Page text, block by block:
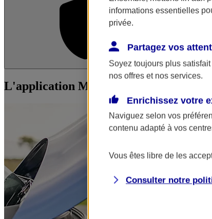
L'application
L'application Mon AXA Assurance,
informations essentielles
privée.
Partagez vos
Soyez toujours plus
nos offres et nos services.
Enrichissez votre
Naviguez selon vos
contenu adapté à vos
Vous êtes libre de les
Consulter notre